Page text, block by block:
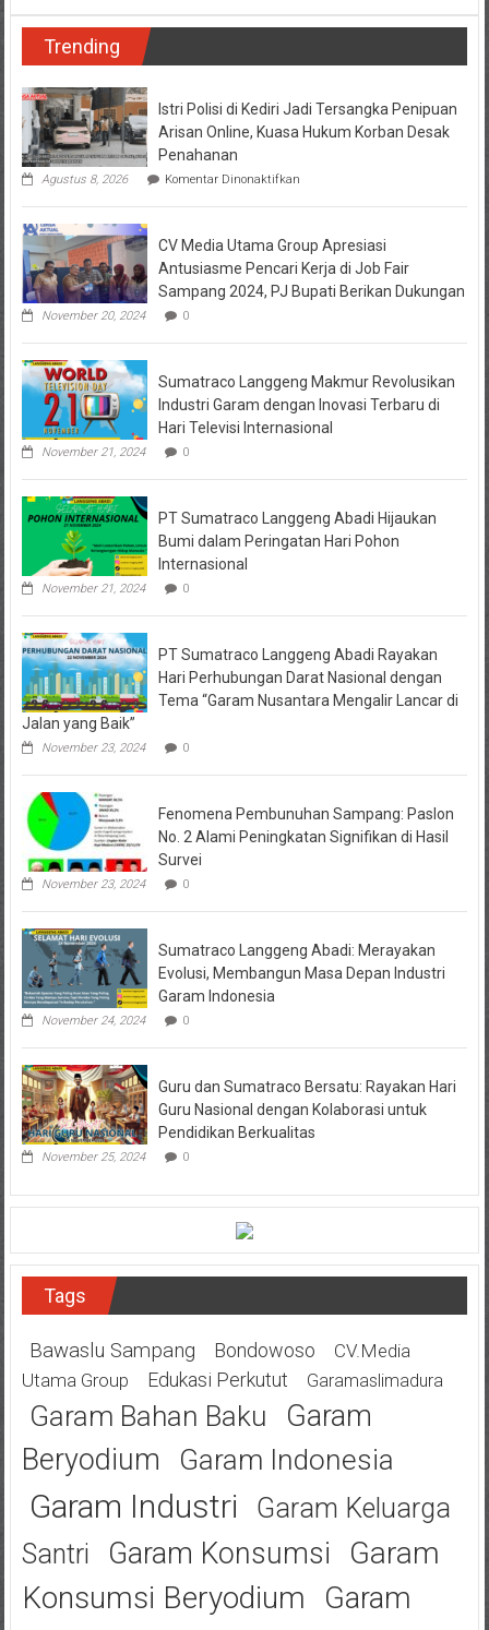
Akibat
Oknum
Trending
Istri Polisi di Kediri Jadi Tersangka Penipuan
Arisan Online, Kuasa Hukum Korban Desak
Penahanan
Agustus 8, 2026 Komentar Dinonaktifkanpada
Polisi
Kediri
Jadi
Tersangka
Penipuan
Kuasa
Korban
Desak
Penahanan
CV Media Utama Group Apresiasi
Antusiasme Pencari Kerja di Job Fair
Sampang 2024, PJ Bupati Berikan Dukungan
November 20, 2024 0
Sumatraco Langgeng Makmur Revolusikan
Industri Garam dengan Inovasi Terbaru di
Hari Televisi Internasional
November 21, 2024 0
PT Sumatraco Langgeng Abadi Hijaukan
Bumi dalam Peringatan Hari Pohon
Internasional
November 21, 2024 0
PT Sumatraco Langgeng Abadi Rayakan
Hari Perhubungan Darat Nasional dengan
Tema “Garam Nusantara Mengalir Lancar di
Jalan yang Baik”
November 23, 2024 0
Fenomena Pembunuhan Sampang: Paslon
No. 2 Alami Peningkatan Signifikan di Hasil
Survei
November 23, 2024 0
Sumatraco Langgeng Abadi: Merayakan
Evolusi, Membangun Masa Depan Industri
Garam Indonesia
November 24, 2024 0
Guru dan Sumatraco Bersatu: Rayakan Hari
Guru Nasional dengan Kolaborasi untuk
Pendidikan Berkualitas
November 25, 2024 0
Tags
Bawaslu Sampang Bondowoso
CV.Media
Utama Group
Edukasi Perkutut Garamaslimadura
Garam Bahan Baku
Garam
Beryodium
Garam Indonesia
Garam Industri
Garam Keluarga
Santri
Garam Konsumsi
Garam
Konsumsi Beryodium
Garam